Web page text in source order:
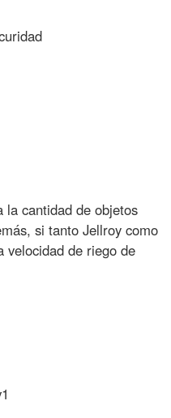
la cantidad de objetos
si tanto Jellroy como
velocidad de riego de